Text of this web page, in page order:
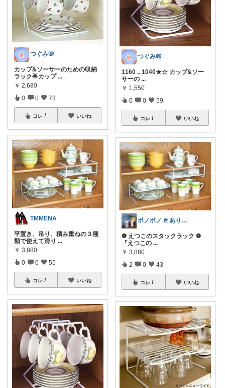
つぐみ📛
カップ&ソーサーのための収納
ラック🌟カップ ...
￥ 2,680
0 0 73
コレ いいね
TMMENA
平置き、吊り、積み重ねの３種
類で使えて滑り ...
￥ 3,880
0 0 55
コレ いいね
つぐみ📛
1160→1040★☆ カップ&ソー
サーの ...
￥ 1,550
0 0 59
コレ いいね
ポノポノ 𖠿 ありがとうございます
❁ えつこのスタックラック ❁
『えつこの ...
￥ 3,880
2 0 43
コレ いいね